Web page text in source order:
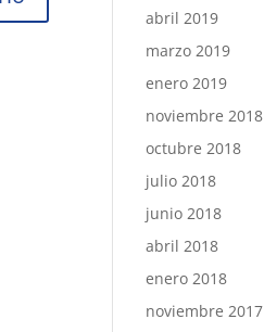
abril 2019
marzo 2019
enero 2019
noviembre 2018
octubre 2018
julio 2018
junio 2018
abril 2018
enero 2018
noviembre 2017